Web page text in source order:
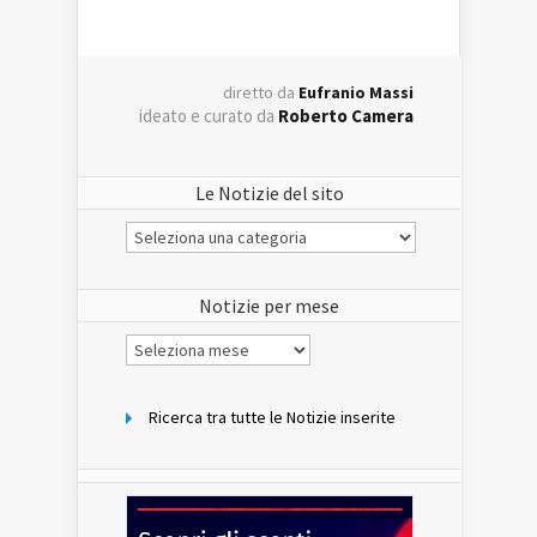
diretto da Eufranio Massi
ideato e curato da Roberto Camera
Le Notizie del sito
Le
Notizie
Notizie per mese
Notizie
per
Ricerca tra tutte le Notizie inserite